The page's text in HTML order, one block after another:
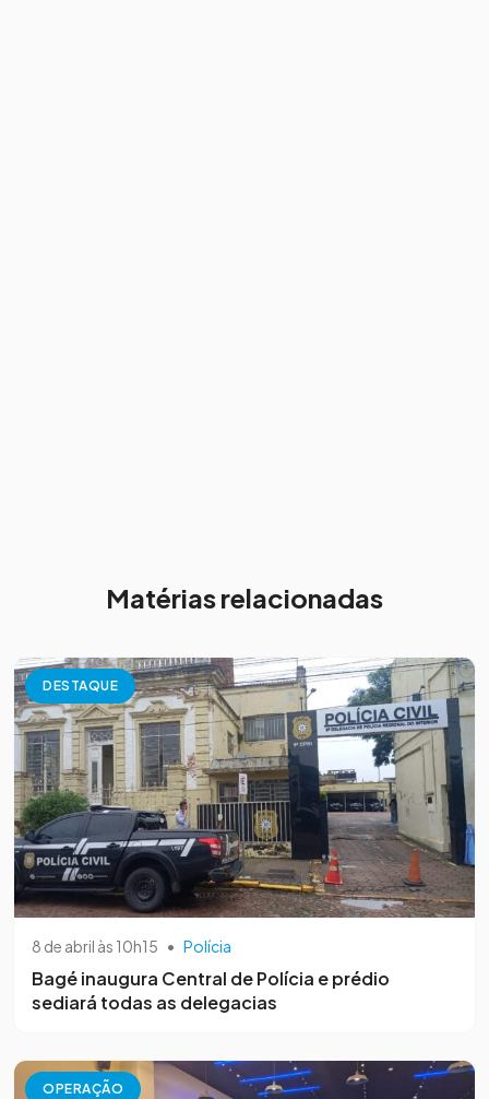
Matérias relacionadas
DESTAQUE
8 de abril às 10h15 • Polícia
Bagé inaugura Central de Polícia e prédio
sediará todas as delegacias
OPERAÇÃO